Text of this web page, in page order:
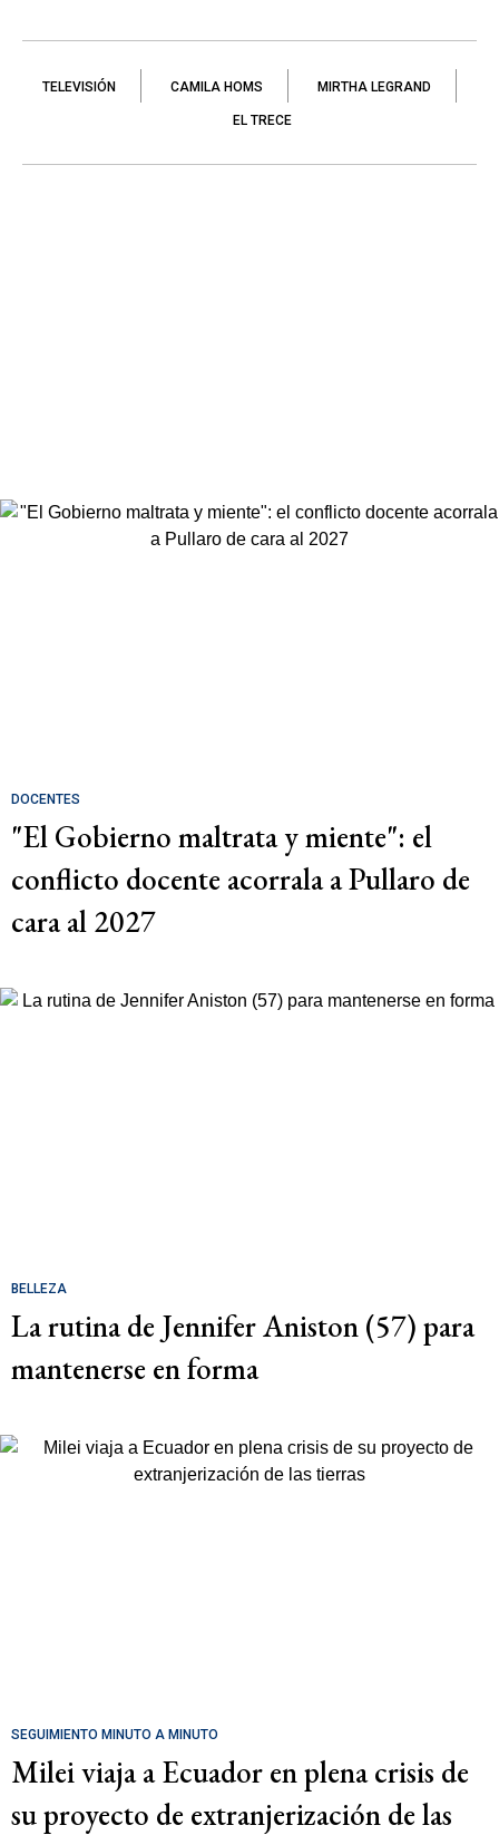
TELEVISIÓN CAMILA HOMS MIRTHA LEGRAND
EL TRECE
DOCENTES
"El Gobierno maltrata y miente": el
conflicto docente acorrala a Pullaro de
cara al 2027
BELLEZA
La rutina de Jennifer Aniston (57) para
mantenerse en forma
SEGUIMIENTO MINUTO A MINUTO
Milei viaja a Ecuador en plena crisis de
su proyecto de extranjerización de las